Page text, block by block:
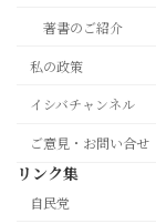
著書のご紹介
私の政策
イシバチャンネル
ご意見・お問い合せ
リンク集
自民党